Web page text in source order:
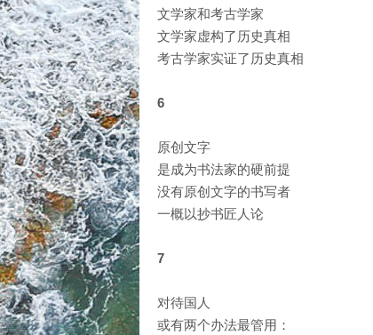
文学家和考古学家
文学家虚构了历史真相
考古学家实证了历史真相
6
原创文字
是成为书法家的硬前提
没有原创文字的书写者
一概以抄书匠人论
7
对待国人
或有两个办法最管用：